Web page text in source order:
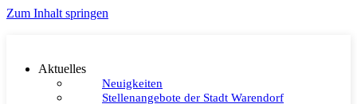
Zum Inhalt springen
Aktuelles
Neuigkeiten
Stellenangebote der Stadt Warendorf